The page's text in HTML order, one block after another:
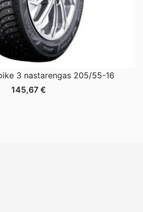
3 nastarengas 205/55-16
145,67 €